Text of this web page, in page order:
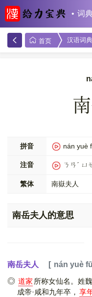
词
首页 汉语词典
拼音 nán yuè
注音 ㄋㄢˊ ㄩ
繁体 南嶽夫人
南岳夫人的意思
南岳夫人
nán yuè
道家 所称女仙名。姓
成帝·咸和九年卒， 享